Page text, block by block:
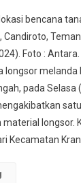
Dan
Tanah
Longsor
Di
Satu
Warga
bencana
Candiroto,
Foto : Antara.
longsor melanda
pada Selasa
longsor.
Kecamatan